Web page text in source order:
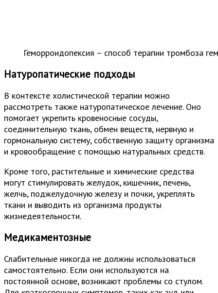
Геморроидопексия – способ терапии тромбоза
Натуропатические подходы
В контексте холистической терапии можно
рассмотреть также натуропатическое лечение. Оно
помогает укрепить кровеносные сосуды,
соединительную ткань, обмен веществ, нервную и
гормональную систему, собственную защиту организма
и кровообращение с помощью натуральных средств.
Кроме того, растительные и химические средства
могут стимулировать желудок, кишечник, печень,
желчь, поджелудочную железу и почки, укреплять
ткани и выводить из организма продукты
жизнедеятельности.
Медикаментозные
Слабительные никогда не должны использоваться
самостоятельно. Если они используются на
постоянной основе, возникают проблемы со стулом.